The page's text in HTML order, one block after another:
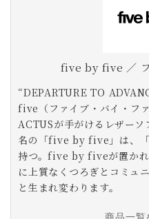
five by five ／ フ
“DEPARTURE TO
five（ファイブ・バイ・ファ
ACTUSが手がけるレザーソ
名の「five by five」は、「
持つ。five by fiveが置かれ
に上質なくつろぎとコミュ
と生まれ変わります。
商品一覧